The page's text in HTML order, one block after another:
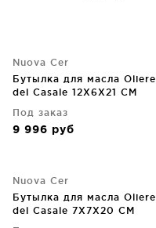
Nuova Cer
Бутылка для масла Oliere
del Casale 12X6X21 CM
Под заказ
9 996 руб
Nuova Cer
Бутылка для масла Oliere
del Casale 7X7X20 CM